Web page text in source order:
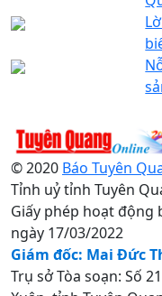
© 2020 Báo Tuyên
Tỉnh uỷ tỉnh Tuyên
Giấy phép hoạt động
ngày 17/03/2022
Giám đốc: Mai Đức
Trụ sở Tòa soạn: Số